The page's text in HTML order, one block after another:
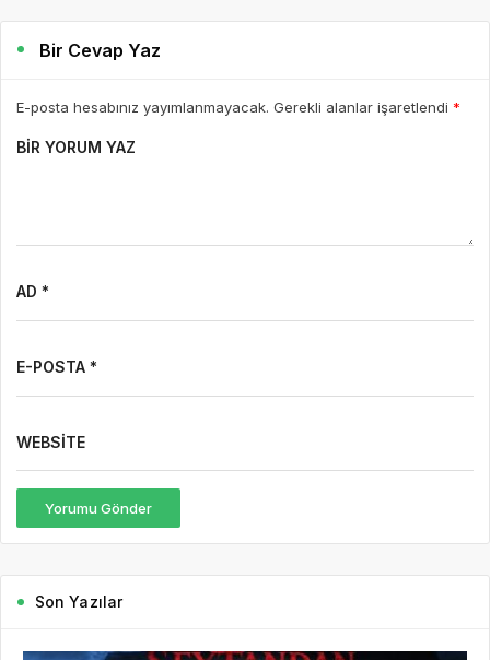
Bir Cevap Yaz
E-posta hesabınız yayımlanmayacak. Gerekli alanlar işaretlendi *
BIR YORUM YAZ
AD *
E-POSTA *
WEBSITE
Yorumu Gönder
Son Yazılar